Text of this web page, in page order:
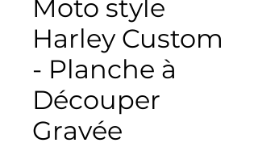
Moto style
Harley Custom
- Planche à
Découper
Gravée